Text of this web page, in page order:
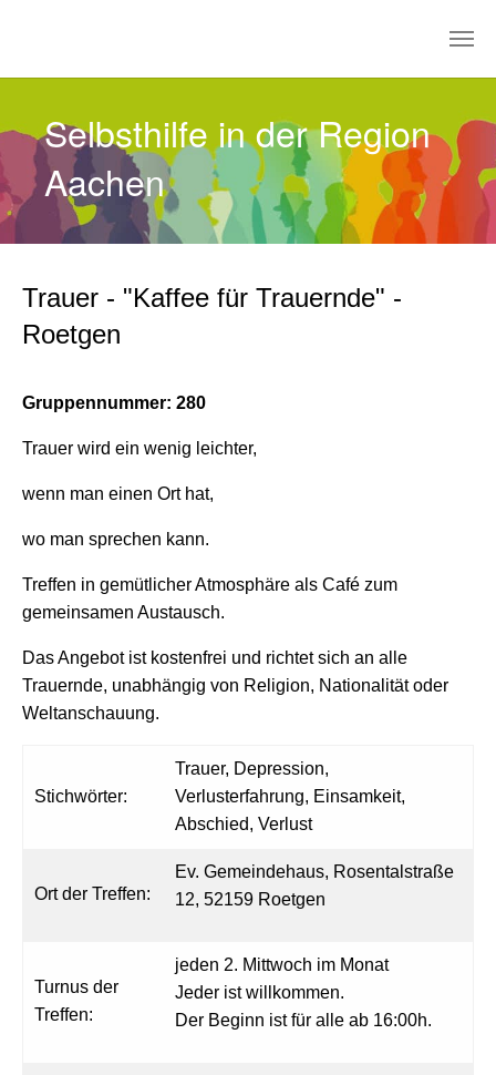
Selbsthilfe in der Region
Aachen
Trauer - "Kaffee für Trauernde" -
Roetgen
Gruppennummer: 280
Trauer wird ein wenig leichter,
wenn man einen Ort hat,
wo man sprechen kann.
Treffen in gemütlicher Atmosphäre als Café zum
gemeinsamen Austausch.
Das Angebot ist kostenfrei und richtet sich an alle
Trauernde, unabhängig von Religion, Nationalität oder
Weltanschauung.
Stichwörter:
Trauer, Depression,
Verlusterfahrung, Einsamkeit,
Abschied, Verlust
Ort der Treffen:
Ev. Gemeindehaus, Rosentalstraße
12, 52159 Roetgen
Turnus der
Treffen:
jeden 2. Mittwoch im Monat
Jeder ist willkommen.
Der Beginn ist für alle ab 16:00h.